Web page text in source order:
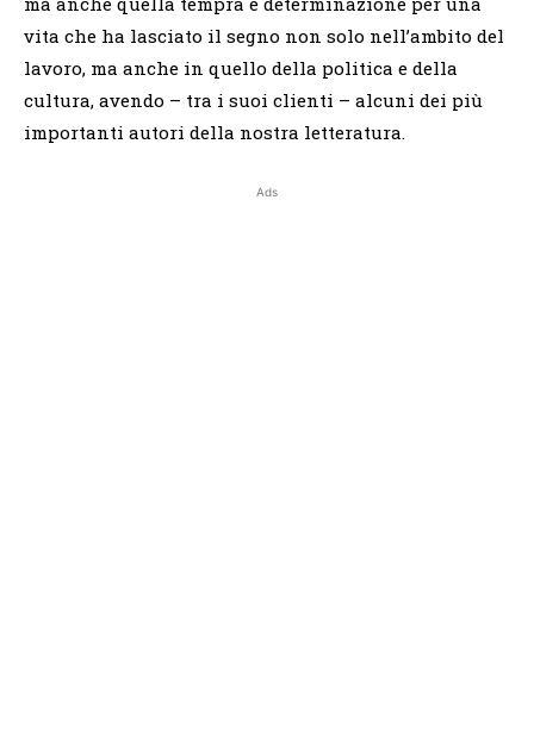
vita che ha lasciato il segno non solo nell’ambito del
lavoro, ma anche in quello della politica e della
cultura, avendo – tra i suoi clienti – alcuni dei più
importanti autori della nostra letteratura.
Ads